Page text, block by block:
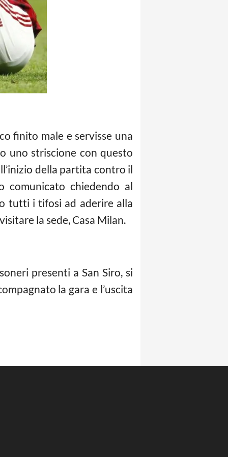
finito male e servisse una
uno striscione con questo
della partita contro il
chiedendo al
tutti i tifosi ad aderire alla
la sede, Casa Milan.
presenti a San Siro, si
la gara e l’uscita